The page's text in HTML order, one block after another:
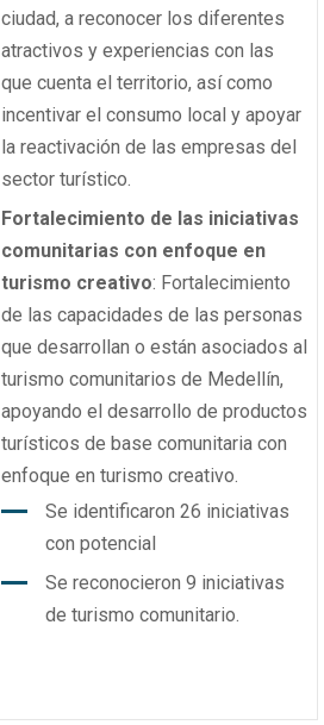
ciudad, a reconocer los diferentes
atractivos y experiencias con las
que cuenta el territorio, así como
incentivar el consumo local y apoyar
la reactivación de las empresas del
sector turístico.
Fortalecimiento de las iniciativas
comunitarias con enfoque en
turismo creativo: Fortalecimiento
de las capacidades de las personas
que desarrollan o están asociados al
turismo comunitarios de Medellín,
apoyando el desarrollo de productos
turísticos de base comunitaria con
enfoque en turismo creativo.
Se identificaron 26 iniciativas
con potencial
Se reconocieron 9 iniciativas
de turismo comunitario.